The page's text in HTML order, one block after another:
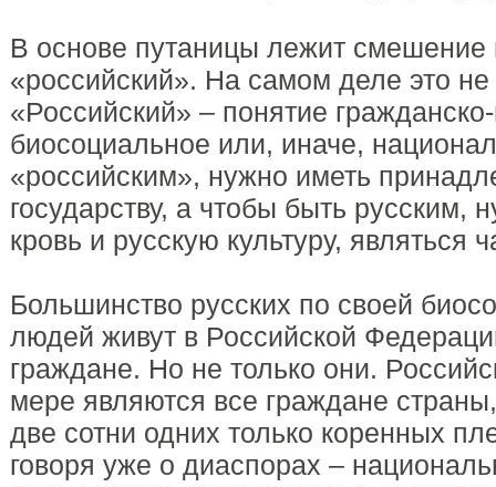
В основе путаницы лежит смешение
«российский». На самом деле это
«Российский» – понятие
биосоциальное или, иначе,
«российским», нужно иметь
государству, а чтобы быть русским,
кровь и русскую культуру, являться
Большинство русских по своей
людей живут в Российской
граждане. Но не только они.
мере являются все граждане
две сотни одних только коренных
говоря уже о диаспорах –